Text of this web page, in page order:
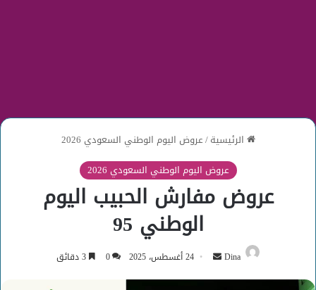
الرئيسية/عروض اليوم الوطني السعودي 2026
عروض اليوم الوطني السعودي 2026
عروض مفارش الحبيب اليوم
الوطني 95
Dina
أرسل 24 أغسطس، 2025 0